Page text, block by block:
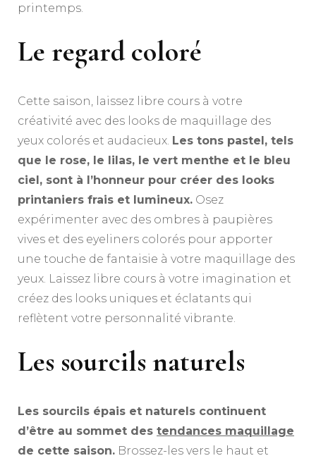
printemps.
Le regard coloré
Cette saison, laissez libre cours à votre
créativité avec des looks de maquillage des
yeux colorés et audacieux. Les tons pastel, tels
que le rose, le lilas, le vert menthe et le bleu
ciel, sont à l’honneur pour créer des looks
printaniers frais et lumineux. Osez
expérimenter avec des ombres à paupières
vives et des eyeliners colorés pour apporter
une touche de fantaisie à votre maquillage des
yeux. Laissez libre cours à votre imagination et
créez des looks uniques et éclatants qui
reflètent votre personnalité vibrante.
Les sourcils naturels
Les sourcils épais et naturels continuent
d’être au sommet des tendances maquillage
de cette saison. Brossez-les vers le haut et